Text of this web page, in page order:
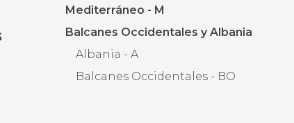
Mediterráneo - M
Balcanes Occidentales y Albania
Albania - A
Balcanes Occidentales - BO